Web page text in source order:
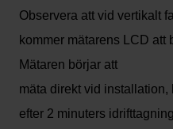
Observera att vid vertikalt
kommer mätarens LCD att
Mätaren börjar att
mäta direkt vid
efter 2 minuters idrifttagning